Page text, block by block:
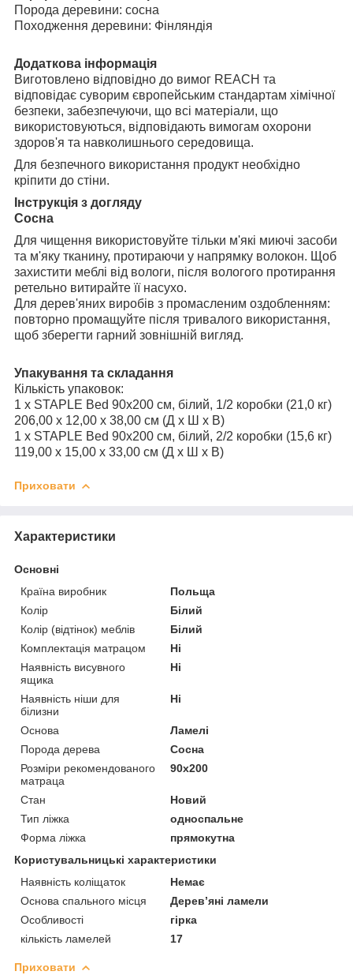
Порода деревини: сосна
Походження деревини: Фінляндія
Додаткова інформація
Виготовлено відповідно до вимог REACH та
відповідає суворим європейським стандартам хімічної
безпеки, забезпечуючи, що всі матеріали, що
використовуються, відповідають вимогам охорони
здоров'я та навколишнього середовища.
Для безпечного використання продукт необхідно
кріпити до стіни.
Інструкція з догляду
Сосна
Для чищення використовуйте тільки м'які миючі засоби
та м'яку тканину, протираючи у напрямку волокон. Щоб
захистити меблі від вологи, після вологого протирання
ретельно витирайте її насухо.
Для дерев'яних виробів з промасленим оздобленням:
повторно промащуйте після тривалого використання,
щоб зберегти гарний зовнішній вигляд.
Упакування та складання
Кількість упаковок:
1 x STAPLE Bed 90x200 см, білий, 1/2 коробки (21,0 кг)
206,00 x 12,00 x 38,00 см (Д x Ш x В)
1 x STAPLE Bed 90x200 см, білий, 2/2 коробки (15,6 кг)
119,00 x 15,00 x 33,00 см (Д x Ш x В)
Приховати
Характеристики
Основні
Країна виробник
Польща
Колір
Білий
Колір (відтінок) меблів
Білий
Комплектація матрацом
Ні
Наявність висувного
ящика
Ні
Наявність ніши для
білизни
Ні
Основа
Ламелі
Порода дерева
Сосна
Розміри рекомендованого
матраца
90х200
Стан
Новий
Тип ліжка
односпальне
Форма ліжка
прямокутна
Користувальницькі характеристики
Наявність коліщаток
Немає
Основа спального місця
Дерев’яні ламели
Особливості
гірка
кількість ламелей
17
Приховати